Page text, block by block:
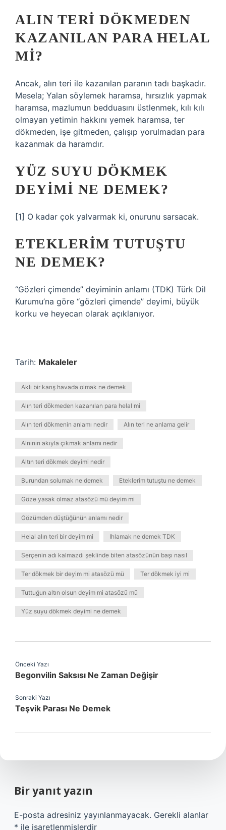
ALIN TERI DÖKMEDEN
KAZANILAN PARA HELAL
MI?
Ancak, alın teri ile kazanılan paranın tadı başkadır.
Mesela; Yalan söylemek haramsa, hırsızlık yapmak
haramsa, mazlumun bedduasını üstlenmek, kılı kılı
olmayan yetimin hakkını yemek haramsa, ter
dökmeden, işe gitmeden, çalışıp yorulmadan para
kazanmak da haramdır.
YÜZ SUYU DÖKMEK
DEYIMI NE DEMEK?
[1] O kadar çok yalvarmak ki, onurunu sarsacak.
ETEKLERIM TUTUŞTU
NE DEMEK?
“Gözleri çimende” deyiminin anlamı (TDK) Türk Dil
Kurumu’na göre “gözleri çimende” deyimi, büyük
korku ve heyecan olarak açıklanıyor.
Tarih: Makaleler
Aklı bir karış havada olmak ne demek
Alın teri dökmeden kazanılan para helal mi
Alın teri dökmenin anlamı nedir Alın teri ne anlama gelir
Alnının akıyla çıkmak anlamı nedir
Altın teri dökmek deyimi nedir
Burundan solumak ne demek Eteklerim tutuştu ne demek
Göze yasak olmaz atasözü mü deyim mi
Gözümden düştüğünün anlamı nedir
Helal alın teri bir deyim mi Ihlamak ne demek TDK
Serçenin adı kalmazdı şeklinde biten atasözünün başı nasıl
Ter dökmek bir deyim mi atasözü mü Ter dökmek iyi mi
Tuttuğun altın olsun deyim mi atasözü mü
Yüz suyu dökmek deyimi ne demek
Önceki Yazı
Begonvilin Saksısı Ne Zaman Değişir
Sonraki Yazı
Teşvik Parası Ne Demek
Bir yanıt yazın
E-posta adresiniz yayınlanmayacak. Gerekli alanlar
* ile işaretlenmişlerdir